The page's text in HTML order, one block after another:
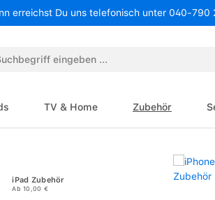
erreichst Du uns telefonisch unter 040-
TV & Home Zubehör
iPad Zubehör
Ab 10,00 €